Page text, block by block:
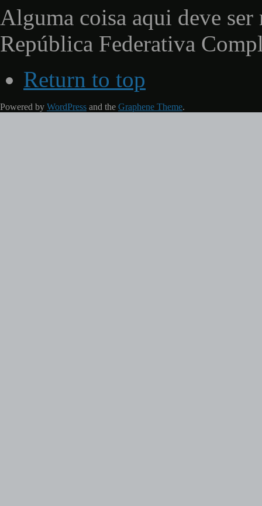
Alguma coisa aqui deve ser
República Federativa
Return to top
Powered by WordPress and the Graphene Theme.